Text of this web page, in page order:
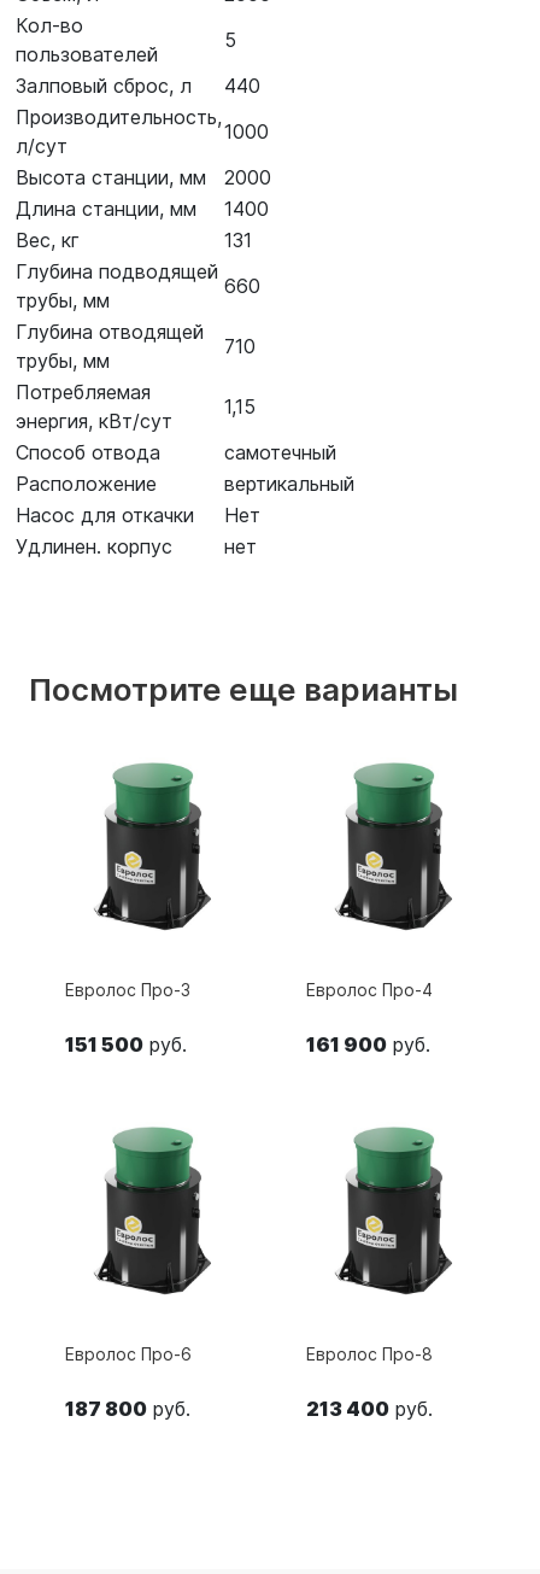
Кол-во
пользователей
5
Залповый сброс, л
440
Производительность,
л/сут
1000
Высота станции, мм
2000
Длина станции, мм
1400
Вес, кг
131
Глубина подводящей
трубы, мм
660
Глубина отводящей
трубы, мм
710
Потребляемая
энергия, кВт/сут
1,15
Способ отвода
самотечный
Расположение
вертикальный
Насос для откачки
Нет
Удлинен. корпус
нет
Посмотрите еще варианты
Евролос Про-3
151 500 руб.
Евролос Про-4
161 900 руб.
Евролос Про-6
187 800 руб.
Евролос Про-8
213 400 руб.